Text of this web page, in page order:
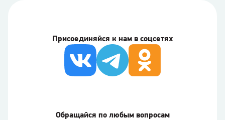
Присоединяйся к нам в соцсетях
Обращайся по любым вопросам